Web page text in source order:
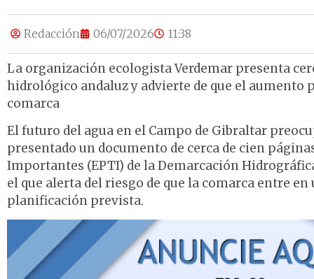
Redacción 06/07/2026 11:38
La organización ecologista Verdemar presenta
hidrológico andaluz y advierte de que el aumento
comarca
El futuro del agua en el Campo de Gibraltar
presentado un documento de cerca de cien
Importantes (EPTI) de la Demarcación
el que alerta del riesgo de que la comarca entre
planificación prevista.